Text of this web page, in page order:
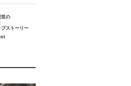
世の
ストーリー